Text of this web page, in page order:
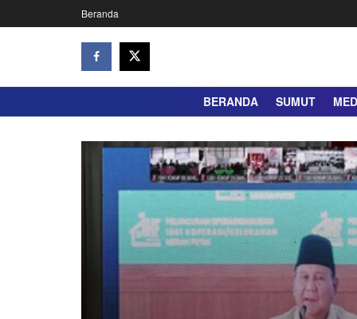
Beranda
BERANDA SUMUT